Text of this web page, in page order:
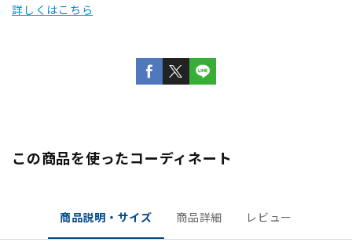
詳しくはこちら
この商品を使ったコーディネート
商品説明・サイズ 商品詳細 レビュー